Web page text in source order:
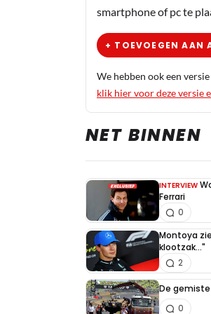
smartphone of pc te
+ TOEVOEGEN AAN
We hebben ook een
klik hier voor deze versie
NET BINNEN
INTERVIEW
Ferrari
0
Montoya
klootzak..."
2
De gemiste
0